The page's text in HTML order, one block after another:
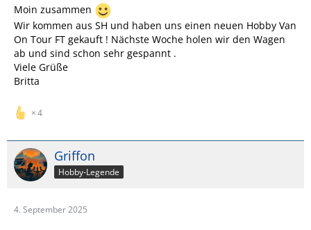
Moin zusammen
Wir kommen aus SH und haben uns einen neuen Hobby Van
On Tour FT gekauft ! Nächste Woche holen wir den Wagen
ab und sind schon sehr gespannt .
Viele Grüße
Britta
4
Griffon
Hobby-Legende
4. September 2025